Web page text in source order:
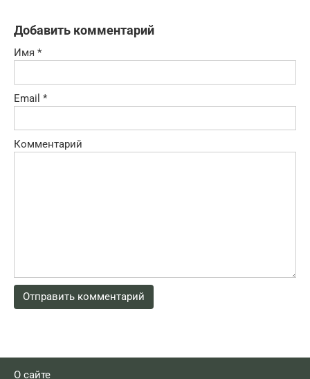
Добавить комментарий
Имя *
Email *
Комментарий
О сайте